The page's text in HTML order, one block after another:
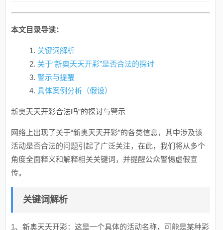
本文目录导读：
关键词解析
关于“新奥天天开彩”是否合法的探讨
警示与提醒
具体案例分析（假设）
新奥天天开彩合法吗”的探讨与警示
网络上出现了关于“新奥天天开彩”的各类信息，其中涉及该
活动是否合法的问题引起了广泛关注，在此，我们将从多个
角度全面释义和解释相关关键词，并提醒公众警惕虚假宣
传。
关键词解析
1、新奥天天开彩：这是一个具体的活动名称，可能是某种彩